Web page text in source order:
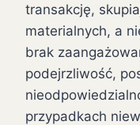
transakcję,
materialnych, a
brak
podejrzliwość,
przypadkach